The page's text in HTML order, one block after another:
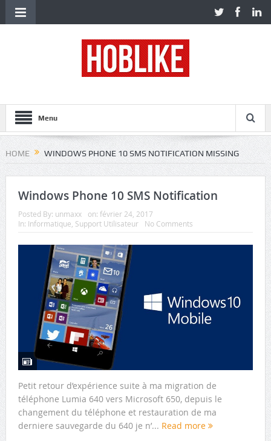
Menu
HOME WINDOWS PHONE 10 SMS NOTIFICATION MISSING
Windows Phone 10 SMS Notification
Posted By: unmaxx on: février 24, 2017
In: Informatique Support Utilisateur No Comments
Petit retour d’expérience suite à ma migration de
téléphone Lumia 640 vers Microsoft 650, depuis le
changement du téléphone et restauration de ma
derniere sauvegarde du 640 je n’... Read more